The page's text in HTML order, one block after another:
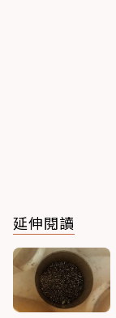
延伸閱讀